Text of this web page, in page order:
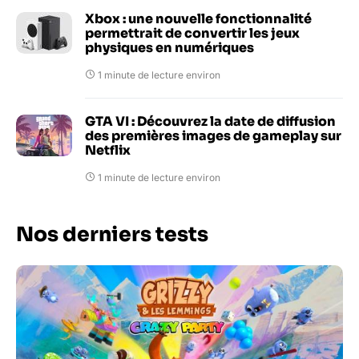
Xbox : une nouvelle fonctionnalité
permettrait de convertir les jeux
physiques en numériques
1 minute de lecture environ
GTA VI : Découvrez la date de diffusion
des premières images de gameplay sur
Netflix
1 minute de lecture environ
Nos derniers tests